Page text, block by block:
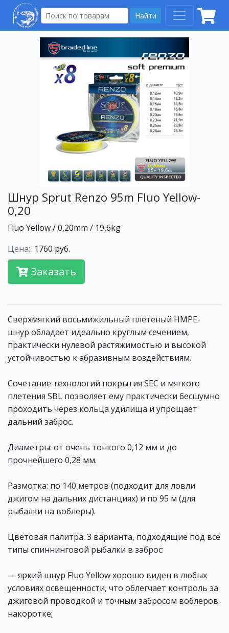
Найти
Шнур Sprut Renzo 95m Fluo Yellow-
0,20
Fluo Yellow / 0,20mm / 19,6kg
Цена: 1760 руб.
Заказать
Сверхмягкий восьмижильный плетеный HMPE-
шнур обладает идеально круглым сечением,
практически нулевой растяжимостью и высокой
устойчивостью к абразивным воздействиям.
Сочетание технологий покрытия SEC и мягкого
плетения SBL позволяет ему практически бесшумно
проходить через кольца удилища и упрощает
дальний заброс.
Диаметры: от очень тонкого 0,12 мм и до
прочнейшего 0,28 мм.
Размотка: по 140 метров (подходит для ловли
джигом на дальних дистанциях) и по 95 м (для
рыбалки на воблеры).
Цветовая палитра: 3 варианта, подходящие под все
типы спиннинговой рыбалки в заброс:
— яркий шнур Fluo Yellow хорошо виден в любых
условиях освещенности, что облегчает контроль за
джиговой проводкой и точным забросом воблеров
накоротке;